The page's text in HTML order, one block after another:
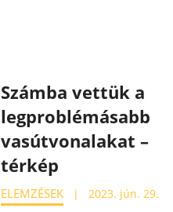
Számba vettük a
legproblémásabb
vasútvonalakat –
térkép
ELEMZÉSEK 2023. jún. 29.